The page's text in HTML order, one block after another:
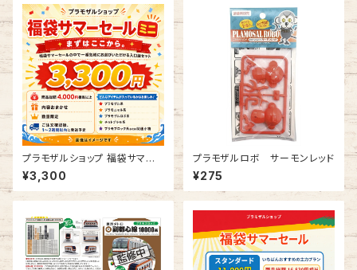
プラモザルショップ 福袋サマー
セール ミニ
¥3,300
プラモザルロボ サーモンレッド
¥275